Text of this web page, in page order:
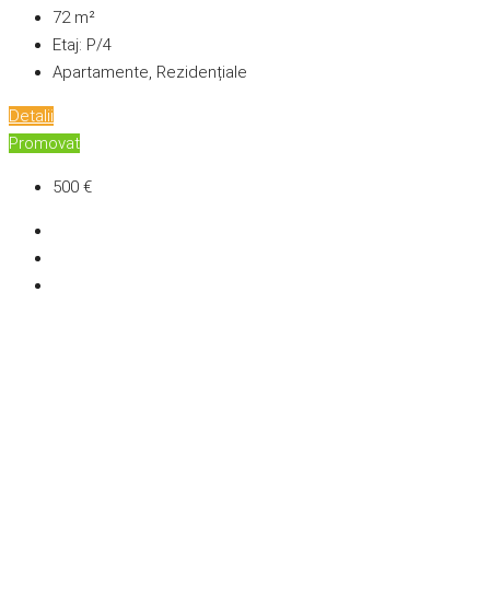
72m²
Etaj: P/4
Apartamente, Rezidențiale
Detalii
Promovat
500 €